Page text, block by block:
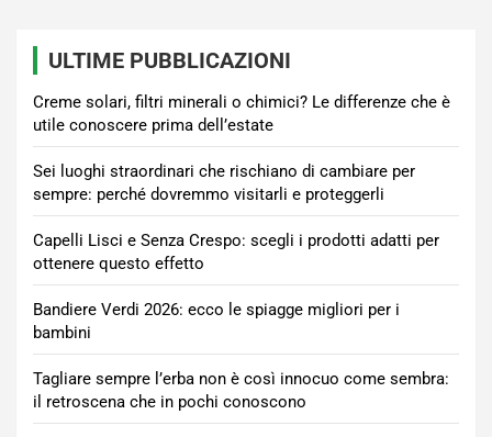
ULTIME PUBBLICAZIONI
Creme solari, filtri minerali o chimici? Le differenze che è
utile conoscere prima dell’estate
Sei luoghi straordinari che rischiano di cambiare per
sempre: perché dovremmo visitarli e proteggerli
Capelli Lisci e Senza Crespo: scegli i prodotti adatti per
ottenere questo effetto
Bandiere Verdi 2026: ecco le spiagge migliori per i
bambini
Tagliare sempre l’erba non è così innocuo come sembra:
il retroscena che in pochi conoscono